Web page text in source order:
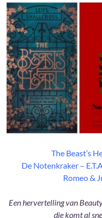
The Beast’s
De Notenkraker –
Romeo &
Een hervertelling van
die komt al